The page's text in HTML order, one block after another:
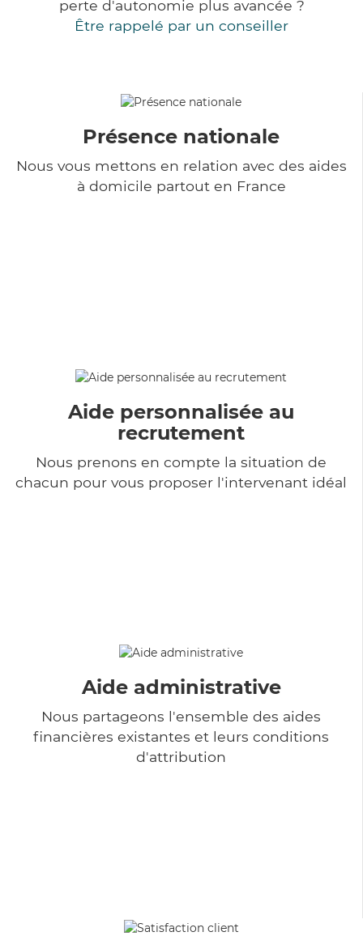
perte d'autonomie plus avancée ?
Être rappelé par un conseiller
Présence nationale
Nous vous mettons en relation avec des aides
à domicile partout en France
Aide personnalisée au
recrutement
Nous prenons en compte la situation de
chacun pour vous proposer l'intervenant idéal
Aide administrative
Nous partageons l'ensemble des aides
financières existantes et leurs conditions
d'attribution